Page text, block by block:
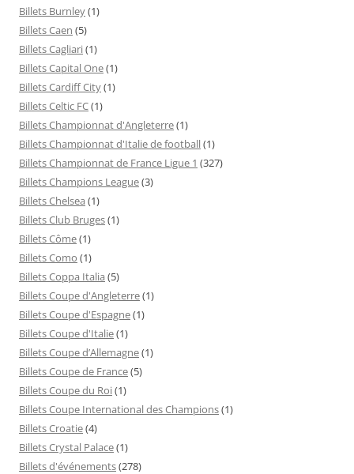
Billets Burnley(1)
Billets Caen (5)
Billets Cagliari(1)
Billets Capital One(1)
Billets Cardiff City(1)
Billets Celtic FC(1)
Billets Championnat d'Angleterre(1)
Billets Championnat d'Italie de football(1)
Billets Championnat de France Ligue 1 (327)
Billets Champions League(3)
Billets Chelsea (1)
Billets Club Bruges(1)
Billets Côme(1)
Billets Como (1)
Billets Coppa Italia (5)
Billets Coupe d'Angleterre(1)
Billets Coupe d'Espagne(1)
Billets Coupe d'Italie(1)
Billets Coupe d’Allemagne(1)
Billets Coupe de France(5)
Billets Coupe du Roi(1)
Billets Coupe International des Champions(1)
Billets Croatie(4)
Billets Crystal Palace(1)
Billets d'événements(278)